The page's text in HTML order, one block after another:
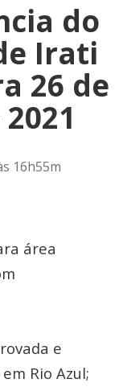
do
Irati
26 de
16h55m
área
e
Rio Azul;